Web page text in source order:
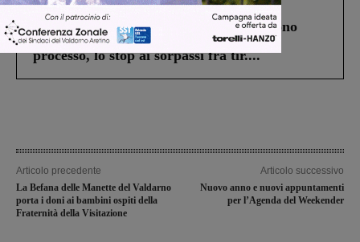
Cronaca 4 Agosto 2026
Un anno fa la strage in A1 in cui morirono
Gianni, Giulia e Franco. Lo schianto, il
processo, lo stop ai sorpassi fra tir....
Articolo precedente
La Befana delle Manette del Valdarno
porta i doni ai bambini ospiti della
Fraternità della Visitazione
Articolo successivo
Nuovo anno e nuovi appuntamenti
per l’Agenda del Weekender